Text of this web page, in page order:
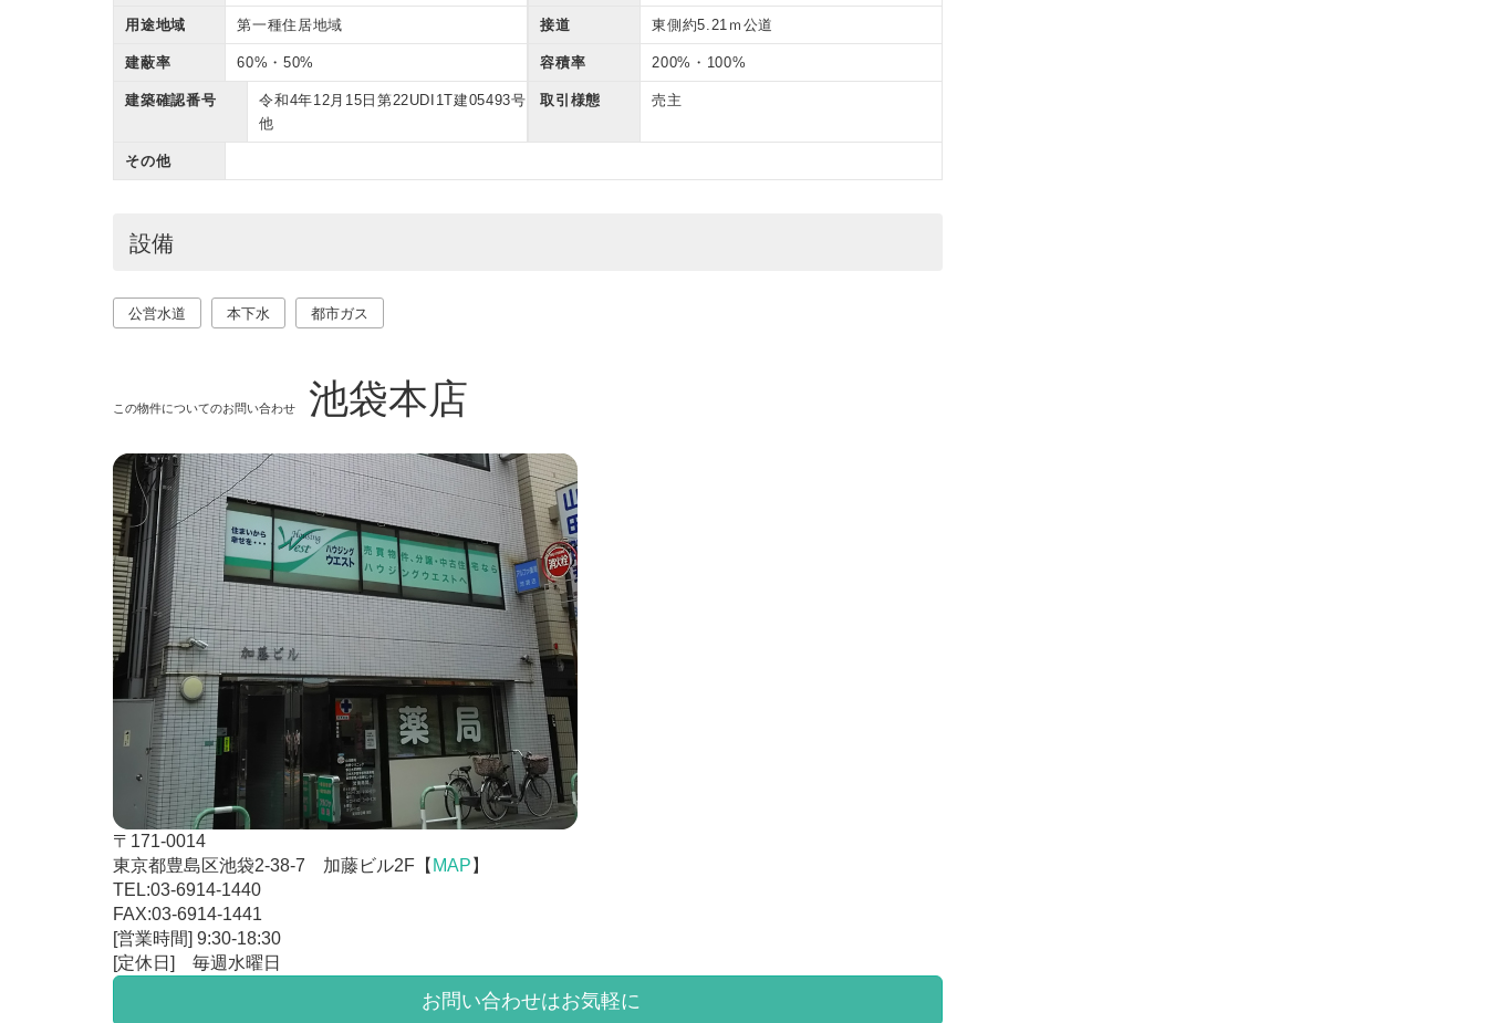
用途地域 第一種住居地域 接道 東側約5.21ｍ公道
建蔽率 60%・50% 容積率 200%・100%
建築確認番号
令和4年12月15日第22UDI1T建05493号
他
取引様態 売主
その他
設備
公営水道 本下水 都市ガス
この物件についてのお問い合わせ 池袋本店
〒171-0014
東京都豊島区池袋2-38-7 加藤ビル2F【 MAP 】
TEL:03-6914-1440
FAX:03-6914-1441
[営業時間] 9:30-18:30
[定休日] 毎週水曜日
お問い合わせはお気軽に